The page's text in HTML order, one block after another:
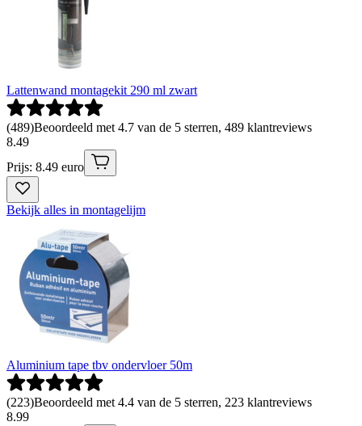
Lattenwand montagekit 290 ml zwart
(489)Beoordeeld met 4.7 van de 5 sterren, 489 klantreviews
8.49
Prijs: 8.49 euro
Bekijk alles in montagelijm
Aluminium tape tbv ondervloer 50m
(223)Beoordeeld met 4.4 van de 5 sterren, 223 klantreviews
8.99